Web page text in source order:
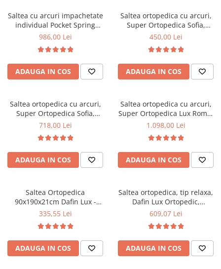
Top saltele 10 cm
Top saltele memory 5 cm
Top saltele MemoHR 6.5 cm
Saltele ieftine
Saltele cu plasa de arcuri
Saltele cu spuma
Mobilier bucatarie
Mese bucatarie
Scaune pentru bucatarie
Mobila bucatarie
Seturi mese si scaune bucatarie
Mobila hol
Suporturi si rafturi pantofi
Portmantouri
Pantofare
Seturi mobilier hol
Stender haine
Etajere
Cuiere
Mobilier gradinita
Scaune gradinita
Set mese si scaune gradinita
Saltea cu arcuri impachetate
individual Pocket Spring
Milano, 140x200x24cm, cu
sistem de aerisire perimetral,
Saltex
986,00 Lei
ADAUGA IN COS
Saltea ortopedica cu arcuri,
Super Ortopedica Sofia,
100x200x20cm, fermitate
fata vara-iarna, sistem
aerisire cu butoni, Saltex
450,00 Lei
ADAUGA IN COS
Saltea ortopedica cu arcuri,
Super Ortopedica Sofia,
160x200x20cm, fermitate
fata vara-iarna, sistem
aerisire cu butoni, Saltex
718,00 Lei
ADAUGA IN COS
Saltea ortopedica cu arcuri,
Super Ortopedica Lux Roma,
180x200x23cm, fermitate tare,
vara-iarna, sistem aerisire
perimetral, Saltex
1.098,00 Lei
ADAUGA IN COS
Saltea Ortopedica
90x190x21cm Dafin Lux -
Arcuri Bonell, Fermitate
335,55 Lei
ADAUGA IN COS
Saltea ortopedica, tip relaxa,
Dafin Lux Ortopedic,
140x200x21cm, fermitate
Bonell, fata vara-iarna, sistem
de aerisire cu butoni, Salt
Confort
609,07 Lei
ADAUGA IN COS